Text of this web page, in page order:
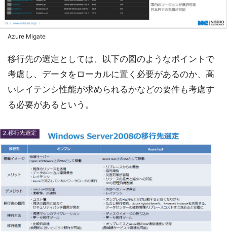
Azure Migate
移行先の選定としては、以下の図のようなポイントで
考慮し、データをローカルに置く必要があるのか、高
いレイテンシ性能が求められるかなどの要件も考慮す
る必要があるという。